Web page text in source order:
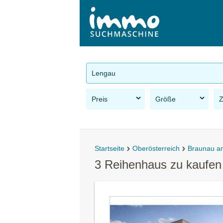
Lengau
Preis Größe
Startseite Oberösterreich Braunau
3 Reihenhaus zu